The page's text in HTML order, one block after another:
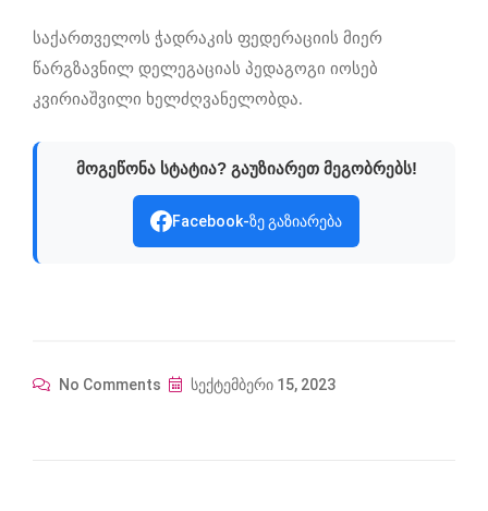
საქართველოს ჭადრაკის ფედერაციის მიერ
წარგზავნილ დელეგაციას პედაგოგი იოსებ
კვირიაშვილი ხელძღვანელობდა.
მოგეწონა სტატია? გაუზიარეთ მეგობრებს!
Facebook-ზე გაზიარება
No Comments სექტემბერი 15, 2023